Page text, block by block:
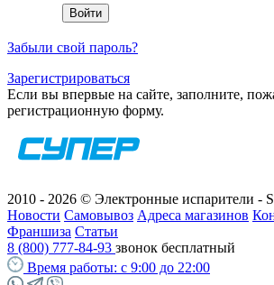
Забыли свой пароль?
Зарегистрироваться
Если вы впервые на сайте, заполните,
регистрационную форму.
2010 - 2026 © Электронные испарители -
Новости Самовывоз Адреса магазинов
Франшиза Статьи
8 (800) 777-84-93 звонок бесплатный
Время работы: с 9:00 до 22:00